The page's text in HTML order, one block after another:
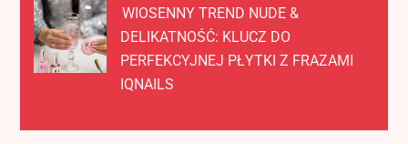
WIOSENNY TREND NUDE &
DELIKATNOŚĆ: KLUCZ DO
PERFEKCYJNEJ PŁYTKI Z FRAZAMI
IQNAILS